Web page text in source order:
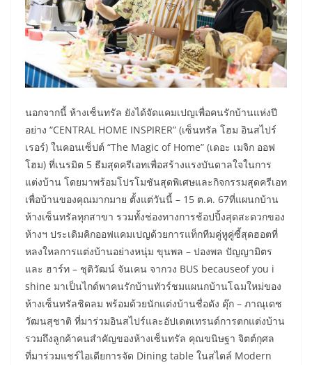
นอกจากนี้ ห้างเซ็นทรัล ยังได้จัดแคมเปญเพื่อคนรักบ้านแห่งปี
อย่าง “CENTRAL HOME INSPIRER” (เซ็นทรัล โฮม อินสไปร์
เรอร์) ในคอนเซ็ปต์ “The Magic of Home” (เดอะ เมจิก ออฟ
โฮม) ที่เนรมิต 5 ธีมสุดครีเอทเพื่อสร้างแรงบันดาลใจในการ
แต่งบ้าน โดยมาพร้อมโปรโมชันสุดพิเศษและกิจกรรมสุดครีเอท
เพื่อบ้านของคุณมากมาย ตั้งแต่วันนี้ – 15 ต.ค. 67ที่แผนกบ้าน
ห้างเซ็นทรัลทุกสาขา รวมทั้งช่องทางการช้อปปิ้งสุดสะดวกของ
ห้างฯ ประเดิมคิกออฟแคมเปญด้วยการแท็กทีมคู่หูคู่ซี้สุดฮอตที่
หลงใหลการแต่งบ้านอย่างหนุ่ม ขุนพล – ปองพล ปัญญามิตร
และ ฮาร์ท – ชุติวัฒน์ จันเคน จากวง BUS becauseof you i
shine มาเป็นไกด์พาคนรักบ้านทัวร์ชมแผนกบ้านโฉมใหม่ของ
ห้างเซ็นทรัลชิดลม พร้อมด้วยนักแต่งบ้านชื่อดัง ดุ๊ก – ภาณุเดช
วัฒนสุชาติ ที่มาร่วมอินสไปร์และอัปเดตเทรนด์การตกแต่งบ้าน
รวมถึงลูกค้าคนสำคัญของห้างเซ็นทรัล คุณขนิษฐา จิตต์กุศล
ที่มาร่วมแชร์ไอเดียการจัด Dining table ในสไตล์ Modern